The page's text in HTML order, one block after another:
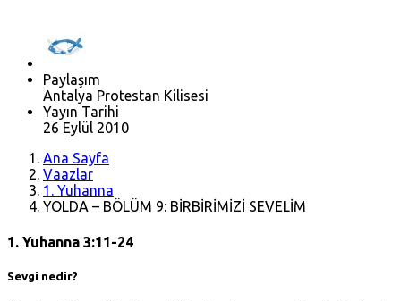
Paylaşım
Antalya Protestan Kilisesi
Yayın Tarihi
26 Eylül 2010
Ana Sayfa
Vaazlar
1. Yuhanna
YOLDA – BÖLÜM 9: BİRBİRİMİZİ SEVELİM
1. Yuhanna 3:11-24
Sevgi nedir?